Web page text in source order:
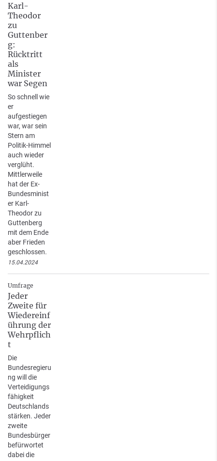
Karl-
Theodor
zu
Guttenber
g:
Rücktritt
als
Minister
war Segen
So schnell wie
er
aufgestiegen
war, war sein
Stern am
Politik-Himmel
auch wieder
verglüht.
Mittlerweile
hat der Ex-
Bundesminist
er Karl-
Theodor zu
Guttenberg
mit dem Ende
aber Frieden
geschlossen.
15.04.2024
Umfrage
Jeder
Zweite für
Wiedereinf
ührung der
Wehrpflich
t
Die
Bundesregieru
ng will die
Verteidigungs
fähigkeit
Deutschlands
stärken. Jeder
zweite
Bundesbürger
befürwortet
dabei die